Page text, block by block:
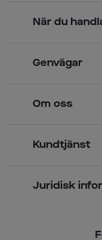
När du
Över 70
Genvägar
Kontaktlinser
Om oss
Kundtjänst
Juridisk